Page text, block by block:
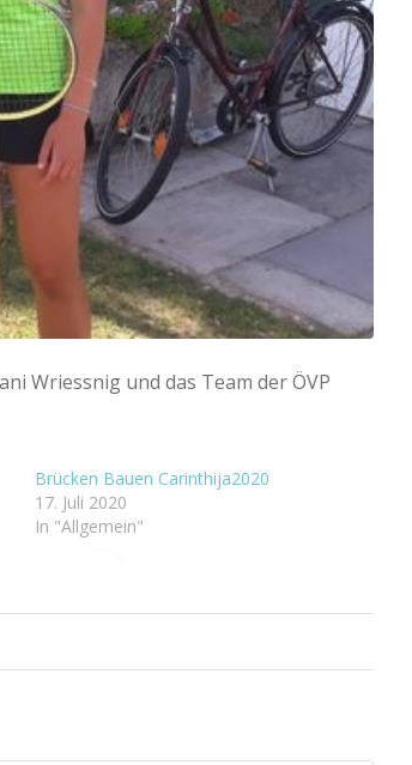
Wriessnig und das Team der ÖVP
Brücken Bauen Carinthija2020
17. Juli 2020
In "Allgemein"